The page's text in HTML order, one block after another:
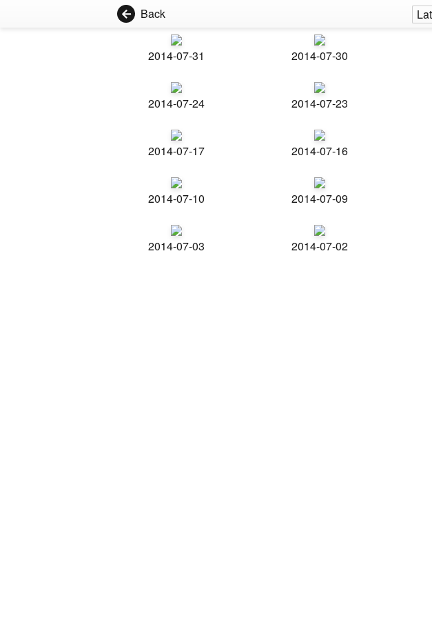
Back
2014-07-31 2014-07-30
2014-07-24 2014-07-23
2014-07-17 2014-07-16
2014-07-10 2014-07-09
2014-07-03 2014-07-02